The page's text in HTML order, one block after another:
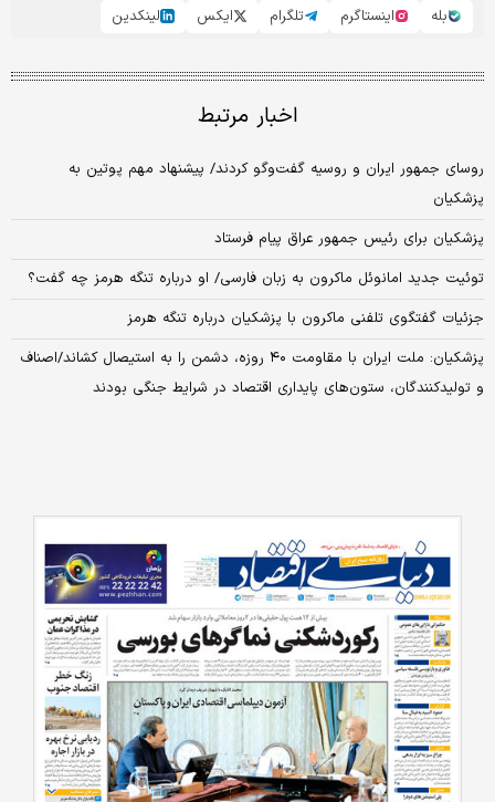
بله
اینستاگرم تلگرام ایکس لینکدین
اخبار مرتبط
روسای جمهور ایران و روسیه گفت‌وگو کردند/ پیشنهاد مهم پوتین به
پزشکیان
پزشکیان برای رئیس جمهور عراق پیام فرستاد
توئیت جدید امانوئل ماکرون به زبان فارسی/ او درباره تنگه هرمز چه گفت؟
جزئیات گفتگوی تلفنی ماکرون با پزشکیان درباره تنگه هرمز
پزشکیان: ملت ایران با مقاومت ۴۰ روزه، دشمن را به استیصال کشاند/اصناف
و تولیدکنندگان، ستون‌های پایداری اقتصاد در شرایط جنگی بودند